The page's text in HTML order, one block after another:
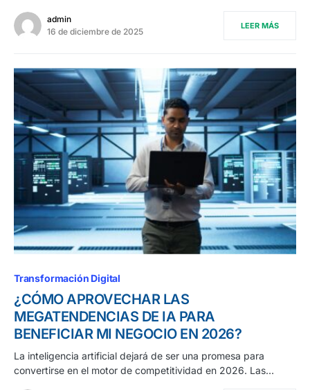
admin
16 de diciembre de 2025
LEER MÁS
Transformación Digital
¿CÓMO APROVECHAR LAS
MEGATENDENCIAS DE IA PARA
BENEFICIAR MI NEGOCIO EN 2026?
La inteligencia artificial dejará de ser una promesa para
convertirse en el motor de competitividad en 2026. Las…